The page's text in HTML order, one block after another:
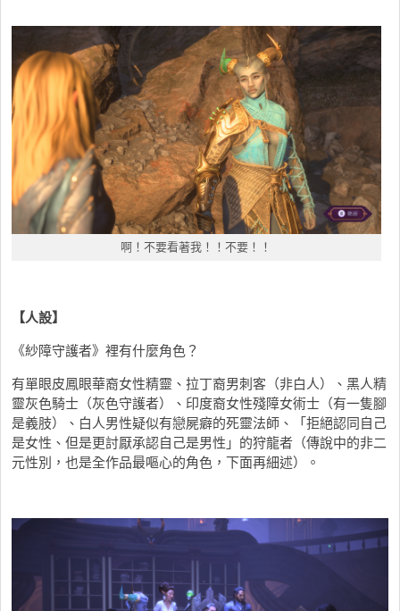
啊！不要看著我！！不要！！
【人設】
《紗障守護者》裡有什麼角色？
有單眼皮鳳眼華裔女性精靈、拉丁裔男刺客（非白人）、黑人精
靈灰色騎士（灰色守護者）、印度裔女性殘障女術士（有一隻腳
是義肢）、白人男性疑似有戀屍癖的死靈法師、「拒絕認同自己
是女性、但是更討厭承認自己是男性」的狩龍者（傳說中的非二
元性別，也是全作品最嘔心的角色，下面再細述）。